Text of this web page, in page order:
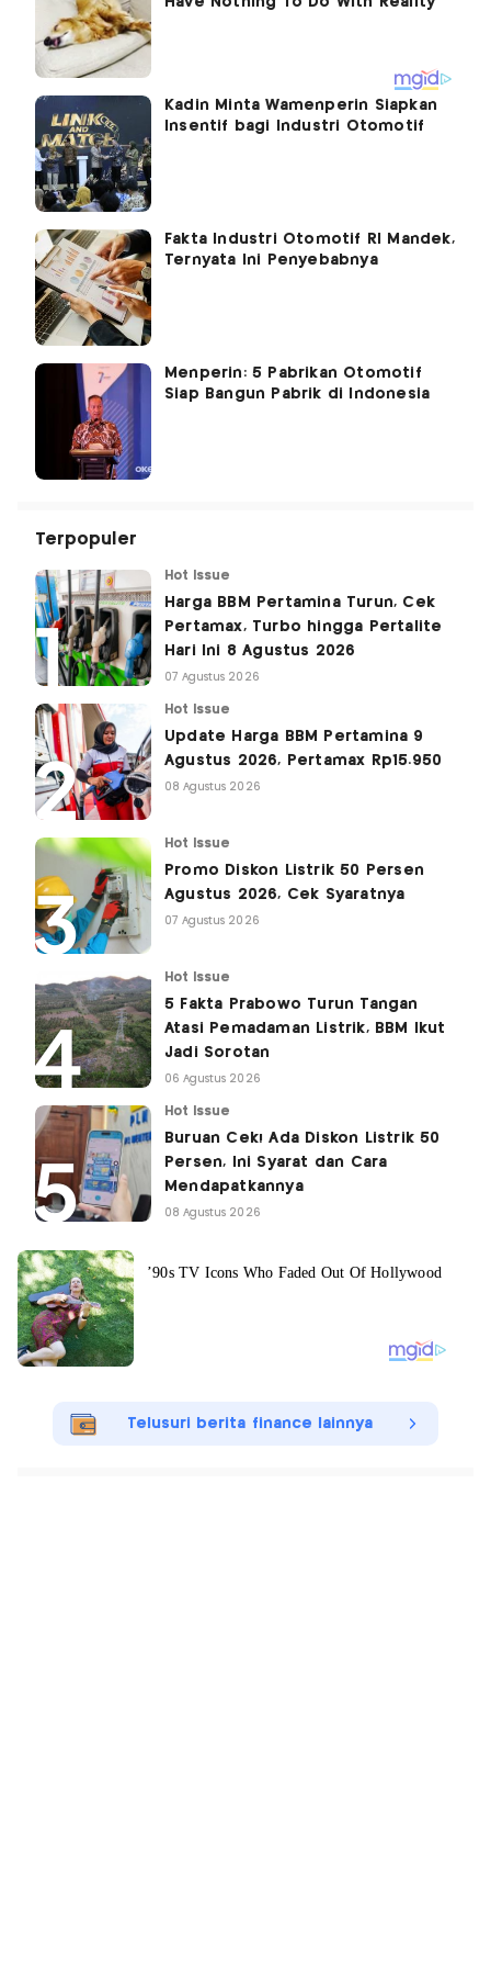
Kadin Minta Wamenperin Siapkan
Insentif bagi Industri Otomotif
Fakta Industri Otomotif RI Mandek,
Ternyata Ini Penyebabnya
Menperin: 5 Pabrikan Otomotif
Siap Bangun Pabrik di Indonesia
Terpopuler
Hot Issue
Harga BBM Pertamina Turun, Cek
Pertamax, Turbo hingga Pertalite
Hari Ini 8 Agustus 2026
07 Agustus 2026
Hot Issue
Update Harga BBM Pertamina 9
Agustus 2026, Pertamax Rp15.950
08 Agustus 2026
Hot Issue
Promo Diskon Listrik 50 Persen
Agustus 2026, Cek Syaratnya
07 Agustus 2026
Hot Issue
5 Fakta Prabowo Turun Tangan
Atasi Pemadaman Listrik, BBM Ikut
Jadi Sorotan
06 Agustus 2026
Hot Issue
Buruan Cek! Ada Diskon Listrik 50
Persen, Ini Syarat dan Cara
Mendapatkannya
08 Agustus 2026
Telusuri berita finance lainnya